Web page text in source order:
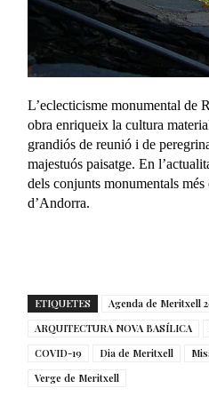
L’eclecticisme monumental de
obra enriqueix la cultura
grandiós de reunió i de
majestuós paisatge. En
dels conjunts monumentals
d’Andorra.
ETIQUETES Agenda de Meritxell
ARQUITECTURA NOVA BASÍLICA
COVID-19
Dia de Meritxell
Verge de Meritxell